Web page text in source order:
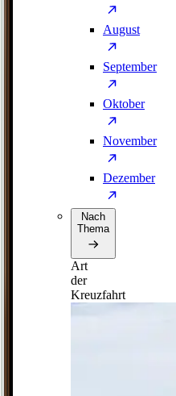
August
September
Oktober
November
Dezember
Nach
Thema
Art
der
Kreuzfahrt